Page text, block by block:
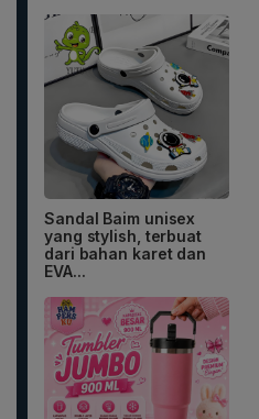
Sandal Baim unisex
yang stylish, terbuat
dari bahan karet dan
EVA...